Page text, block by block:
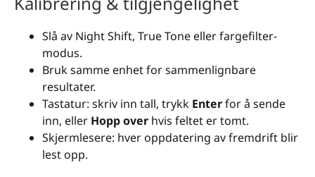
Slå av Night Shift, True Tone eller fargefilter-
modus.
Bruk samme enhet for sammenlignbare
resultater.
Tastatur: skriv inn tall, trykk Enterfor å sende
inn, eller Hopp over hvis feltet er tomt.
Skjermlesere: hver oppdatering av fremdrift blir
lest opp.